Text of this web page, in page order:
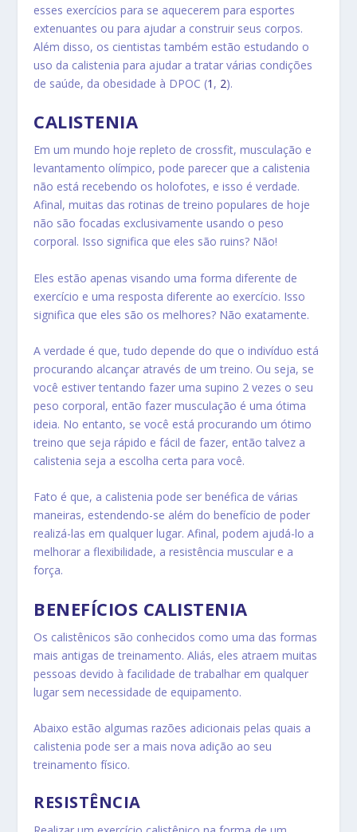
esses exercícios para se aquecerem para esportes
extenuantes ou para ajudar a construir seus corpos.
Além disso, os cientistas também estão estudando o
uso da calistenia para ajudar a tratar várias condições
de saúde, da obesidade à DPOC (1 , 2).
CALISTENIA
Em um mundo hoje repleto de crossfit, musculação e
levantamento olímpico, pode parecer que a calistenia
não está recebendo os holofotes, e isso é verdade.
Afinal, muitas das rotinas de treino populares de hoje
não são focadas exclusivamente usando o peso
corporal. Isso significa que eles são ruins? Não!
Eles estão apenas visando uma forma diferente de
exercício e uma resposta diferente ao exercício. Isso
significa que eles são os melhores? Não exatamente.
A verdade é que, tudo depende do que o indivíduo está
procurando alcançar através de um treino. Ou seja, se
você estiver tentando fazer uma supino 2 vezes o seu
peso corporal, então fazer musculação é uma ótima
ideia. No entanto, se você está procurando um ótimo
treino que seja rápido e fácil de fazer, então talvez a
calistenia seja a escolha certa para você.
Fato é que, a calistenia pode ser benéfica de várias
maneiras, estendendo-se além do benefício de poder
realizá-las em qualquer lugar. Afinal, podem ajudá-lo a
melhorar a flexibilidade, a resistência muscular e a
força.
BENEFÍCIOS CALISTENIA
Os calistênicos são conhecidos como uma das formas
mais antigas de treinamento. Aliás, eles atraem muitas
pessoas devido à facilidade de trabalhar em qualquer
lugar sem necessidade de equipamento.
Abaixo estão algumas razões adicionais pelas quais a
calistenia pode ser a mais nova adição ao seu
treinamento físico.
RESISTÊNCIA